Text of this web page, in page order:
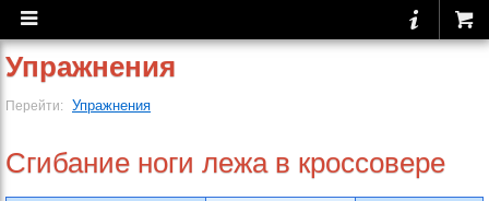
Упражнения
Перейти: Упражнения
Сгибание ноги лежа в кроссовере